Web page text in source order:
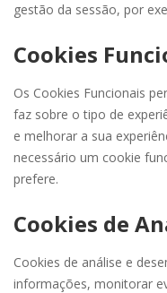
gestão da sessão, por
Cookies
Os Cookies Funcionais
faz sobre o tipo de
e melhorar a sua
necessário um cookie
prefere.
Cookies de
Cookies de análise e
informações, monitorar